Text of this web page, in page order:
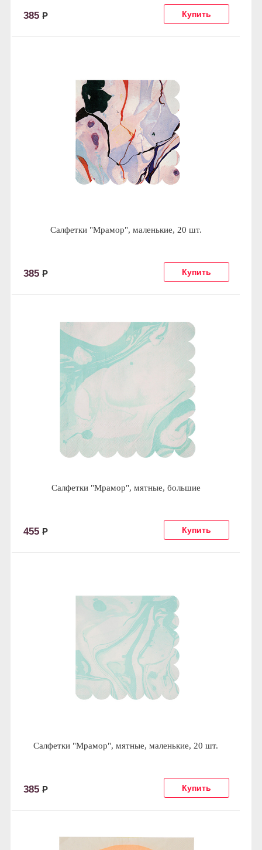
385 Р
Салфетки "Мрамор", маленькие, 20 шт.
385 Р
Салфетки "Мрамор", мятные, большие
455 Р
Салфетки "Мрамор", мятные, маленькие, 20 шт.
385 Р